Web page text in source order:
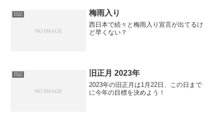
日記 梅雨入り
西日本で続々と梅雨入り宣言が出てるけ
ど早くない？
日記 旧正月 2023年
2023年の旧正月は1月22日、この日まで
に今年の目標を決めよう！